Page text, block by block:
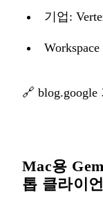
기업:
🔗
Mac용
톱 클라이